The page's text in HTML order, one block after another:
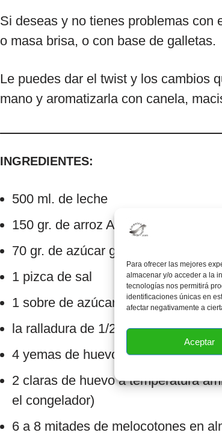
Para ofrecer las mejores
almacenar y/o acceder a la
tecnologías nos permitirá
identificaciones únicas en
afectar negativamente a
Aceptar
Si deseas y no tienes problemas con
o masa brisa, o con base de galletas.
Le puedes dar el twist y los cambios
mano y aromatizarla con canela,
INGREDIENTES:
500 ml. de leche
150 gr. de arroz Arborio o
70 gr. de azúcar glasé o nevazúcar
1 pizca de sal
1 sobre de azúcar vainillado o 1
la ralladura de 1/2 limón
4 yemas de huevo a temperatura
2 claras de huevo a temperatura
el congelador)
6 a 8 mitades de melocotones en